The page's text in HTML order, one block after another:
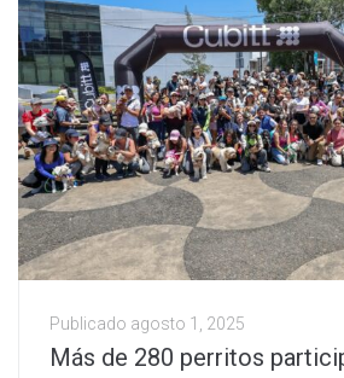
Publicado agosto 1, 2025
Más de 280 perritos